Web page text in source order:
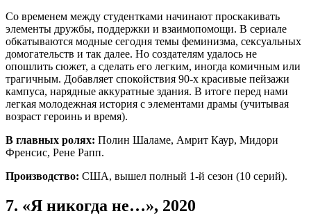
Со временем между студентками начинают проскакивать
элементы дружбы, поддержки и взаимопомощи. В сериале
обкатываются модные сегодня темы феминизма, сексуальных
домогательств и так далее. Но создателям удалось не
опошлить сюжет, а сделать его легким, иногда комичным или
трагичным. Добавляет спокойствия 90-х красивые пейзажи
кампуса, нарядные аккуратные здания. В итоге перед нами
легкая молодежная история с элементами драмы (учитывая
возраст героинь и время).
В главных ролях: Полин Шаламе, Амрит Каур, Мидори
Френсис, Рене Рапп.
Производство: США, вышел полный 1-й сезон (10 серий).
7. «Я никогда не…», 2020